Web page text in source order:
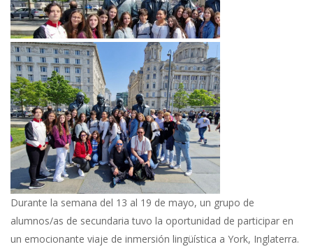
Durante la semana del 13 al 19 de mayo, un grupo de
alumnos/as de secundaria tuvo la oportunidad de participar en
un emocionante viaje de inmersión lingüística a York, Inglaterra.